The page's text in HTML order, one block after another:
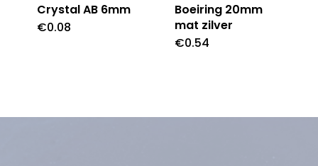
Crystal AB 6mm
€0.08
Boeiring 20mm
mat zilver
€0.54